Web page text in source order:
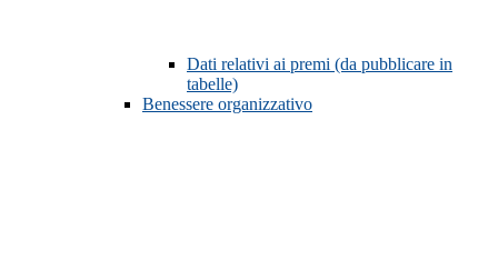
Dati relativi ai premi (da pubblicare in
tabelle)
Benessere organizzativo